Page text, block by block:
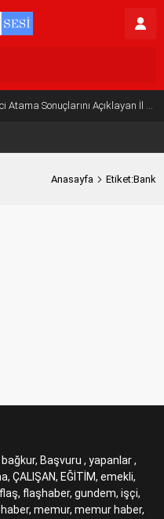
Sonuçlarını Açıklayan İl MEM’ler Listesi
Anasayfa Etiket:Bank
Başvuru , yapanlar ,
ÇALIŞAN, EĞİTİM, emekli,
flaşhaber, gundem, işçi,
memur, memur haber,